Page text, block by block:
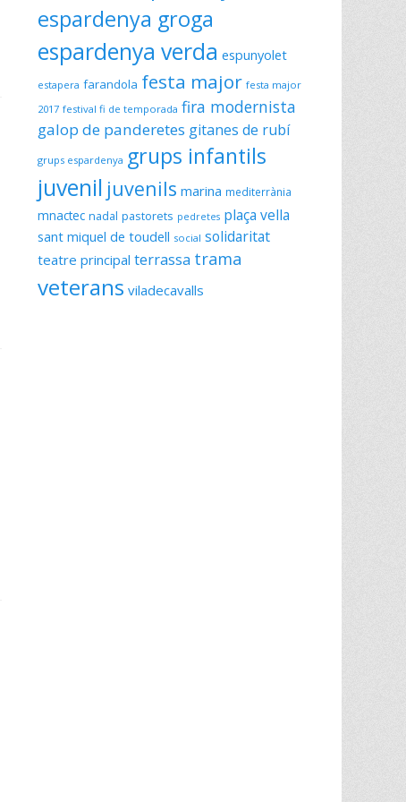
espardenya groga
espardenya verda espunyolet
estapera farandola festa major festa major
2017 festival fi de temporada fira modernista
galop de panderetes gitanes de rubí
grups espardenya grups infantils
juvenil juvenils marina mediterrània
mnactec nadal pastorets pedretes plaça vella
sant miquel de toudell social solidaritat
teatre principal terrassa trama
veterans viladecavalls